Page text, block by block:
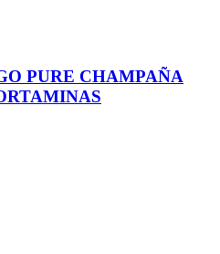
PURE CHAMPAÑA